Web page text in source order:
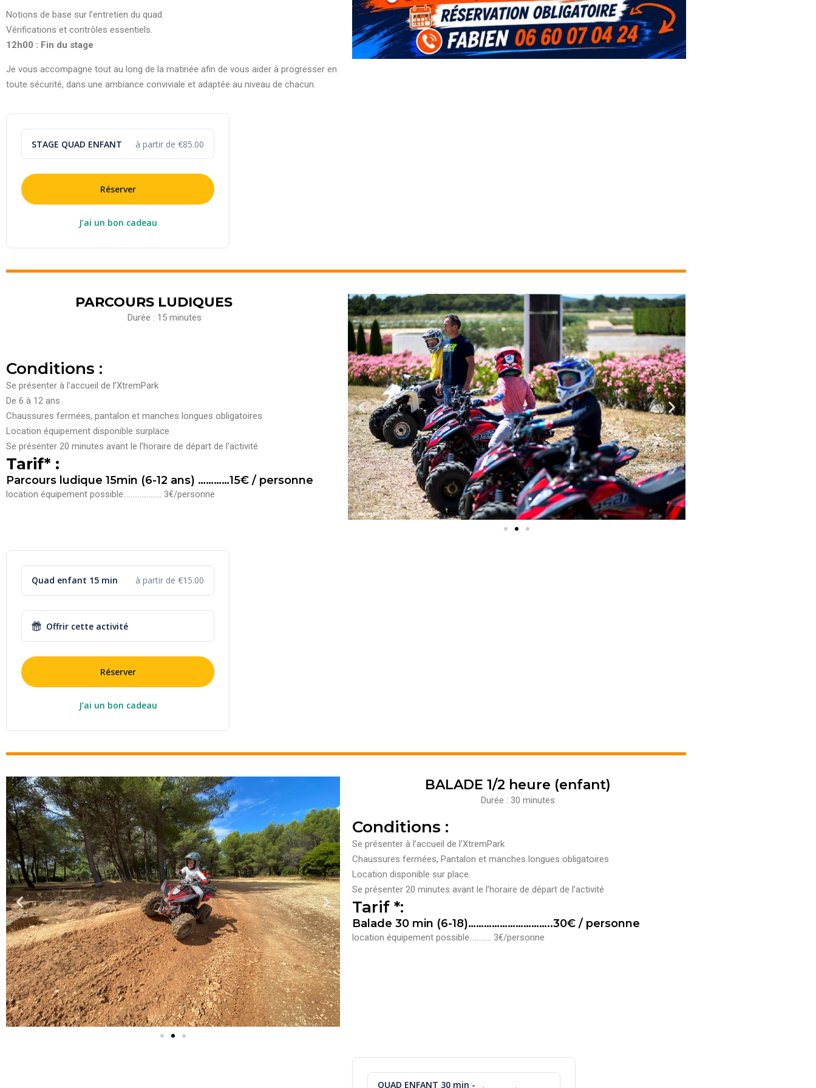
Notions de base sur l’entretien du quad.
Vérifications et contrôles essentiels.
12h00 : Fin du stage
Je vous accompagne tout au long de la matinée afin de vous aider à progresser en
toute sécurité, dans une ambiance conviviale et adaptée au niveau de chacun.
STAGE QUAD ENFANT à partir de €85.00
Réserver
J’ai un bon cadeau
PARCOURS LUDIQUES
Durée : 15 minutes
Conditions :
Se présenter à l’accueil de l’XtremPark
De 6 à 12 ans
Chaussures fermées, pantalon et manches longues obligatoires
Location équipement disponible surplace
Se présenter 20 minutes avant le l’horaire de départ de l’activité
Tarif* :
Parcours ludique 15min (6-12 ans) …………15€ / personne
location équipement possible………………… 3€/personne
Quad enfant 15 min à partir de €15.00
Offrir cette activité
Réserver
J’ai un bon cadeau
BALADE 1/2 heure (enfant)
Durée : 30 minutes
Conditions :
Se présenter à l’accueil de l’XtremPark
Chaussures fermées, Pantalon et manches longues obligatoires
Location disponible sur place
Se présenter 20 minutes avant le l’horaire de départ de l’activité
Tarif *:
Balade 30 min (6-18)…………………………..30€ / personne
location équipement possible………… 3€/personne
QUAD ENFANT 30 min -